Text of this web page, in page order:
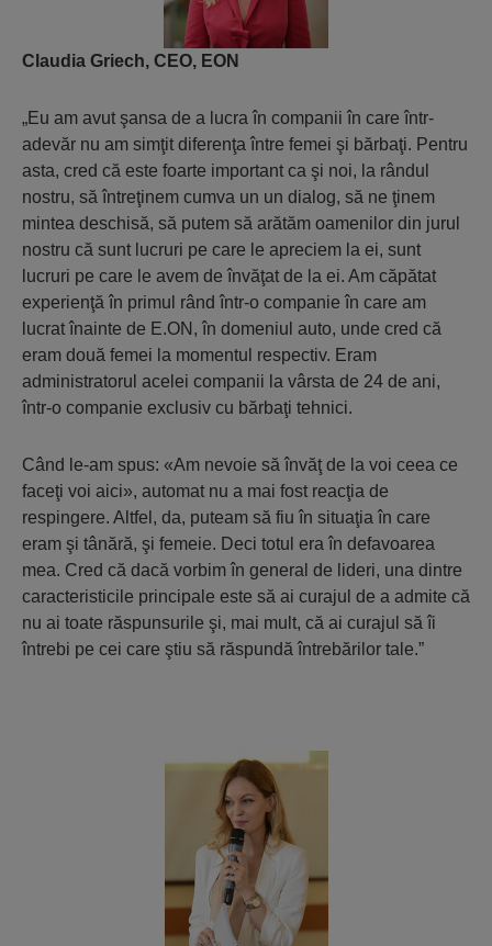
Claudia Griech, CEO, EON
„Eu am avut şansa de a lucra în companii în care într-
adevăr nu am simţit diferenţa între femei şi bărbaţi. Pentru
asta, cred că este foarte important ca şi noi, la rândul
nostru, să întreţinem cumva un un dialog, să ne ţinem
mintea deschisă, să putem să arătăm oamenilor din jurul
nostru că sunt lucruri pe care le apreciem la ei, sunt
lucruri pe care le avem de învăţat de la ei. Am căpătat
experienţă în primul rând într-o companie în care am
lucrat înainte de E.ON, în domeniul auto, unde cred că
eram două femei la momentul respectiv. Eram
administratorul acelei companii la vârsta de 24 de ani,
într-o companie exclusiv cu bărbaţi tehnici.
Când le-am spus: «Am nevoie să învăţ de la voi ceea ce
faceţi voi aici», automat nu a mai fost reacţia de
respingere. Altfel, da, puteam să fiu în situaţia în care
eram şi tânără, şi femeie. Deci totul era în defavoarea
mea. Cred că dacă vorbim în general de lideri, una dintre
caracteristicile principale este să ai curajul de a admite că
nu ai toate răspunsurile şi, mai mult, că ai curajul să îi
întrebi pe cei care ştiu să răspundă întrebărilor tale.”